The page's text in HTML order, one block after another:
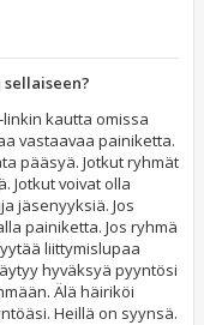
kautta omissa
vastaavaa painiketta.
pääsyä. Jotkut ryhmät
Jotkut voivat olla
jäsenyyksiä. Jos
painiketta. Jos ryhmä
liittymislupaa
hyväksyä pyyntösi
Älä häiriköi
Heillä on syynsä.